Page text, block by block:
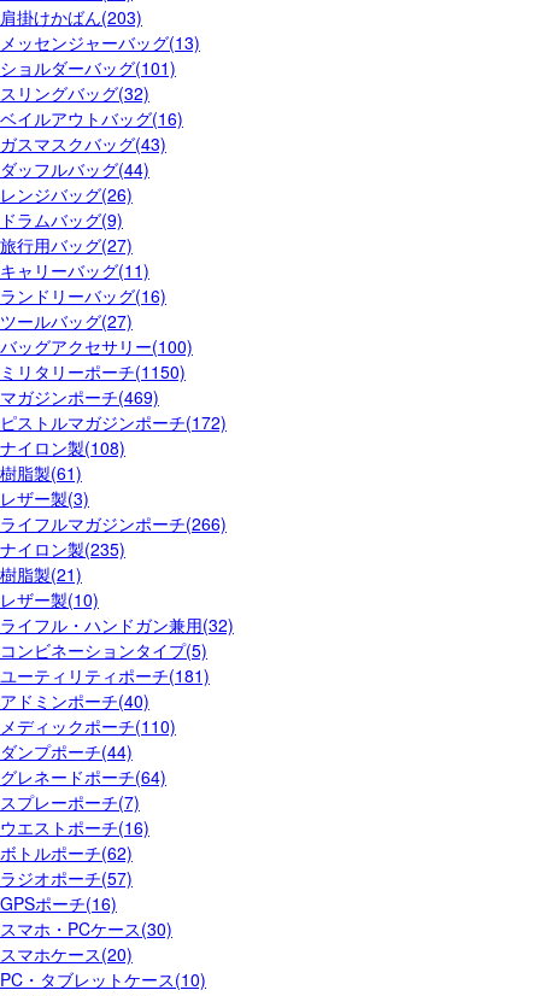
肩掛けかばん(203)
メッセンジャーバッグ(13)
ショルダーバッグ(101)
スリングバッグ(32)
ベイルアウトバッグ(16)
ガスマスクバッグ(43)
ダッフルバッグ(44)
レンジバッグ(26)
ドラムバッグ(9)
旅行用バッグ(27)
キャリーバッグ(11)
ランドリーバッグ(16)
ツールバッグ(27)
バッグアクセサリー(100)
ミリタリーポーチ(1150)
マガジンポーチ(469)
ピストルマガジンポーチ(172)
ナイロン製(108)
樹脂製(61)
レザー製(3)
ライフルマガジンポーチ(266)
ナイロン製(235)
樹脂製(21)
レザー製(10)
ライフル・ハンドガン兼用(32)
コンビネーションタイプ(5)
ユーティリティポーチ(181)
アドミンポーチ(40)
メディックポーチ(110)
ダンプポーチ(44)
グレネードポーチ(64)
スプレーポーチ(7)
ウエストポーチ(16)
ボトルポーチ(62)
ラジオポーチ(57)
GPSポーチ(16)
スマホ・PCケース(30)
スマホケース(20)
PC・タブレットケース(10)